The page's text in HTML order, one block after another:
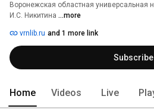
Воронежская областная универсальная
И.С. Никитина ...more
vrnlib.ru and 1 more link
Subscribe
Home Videos Live